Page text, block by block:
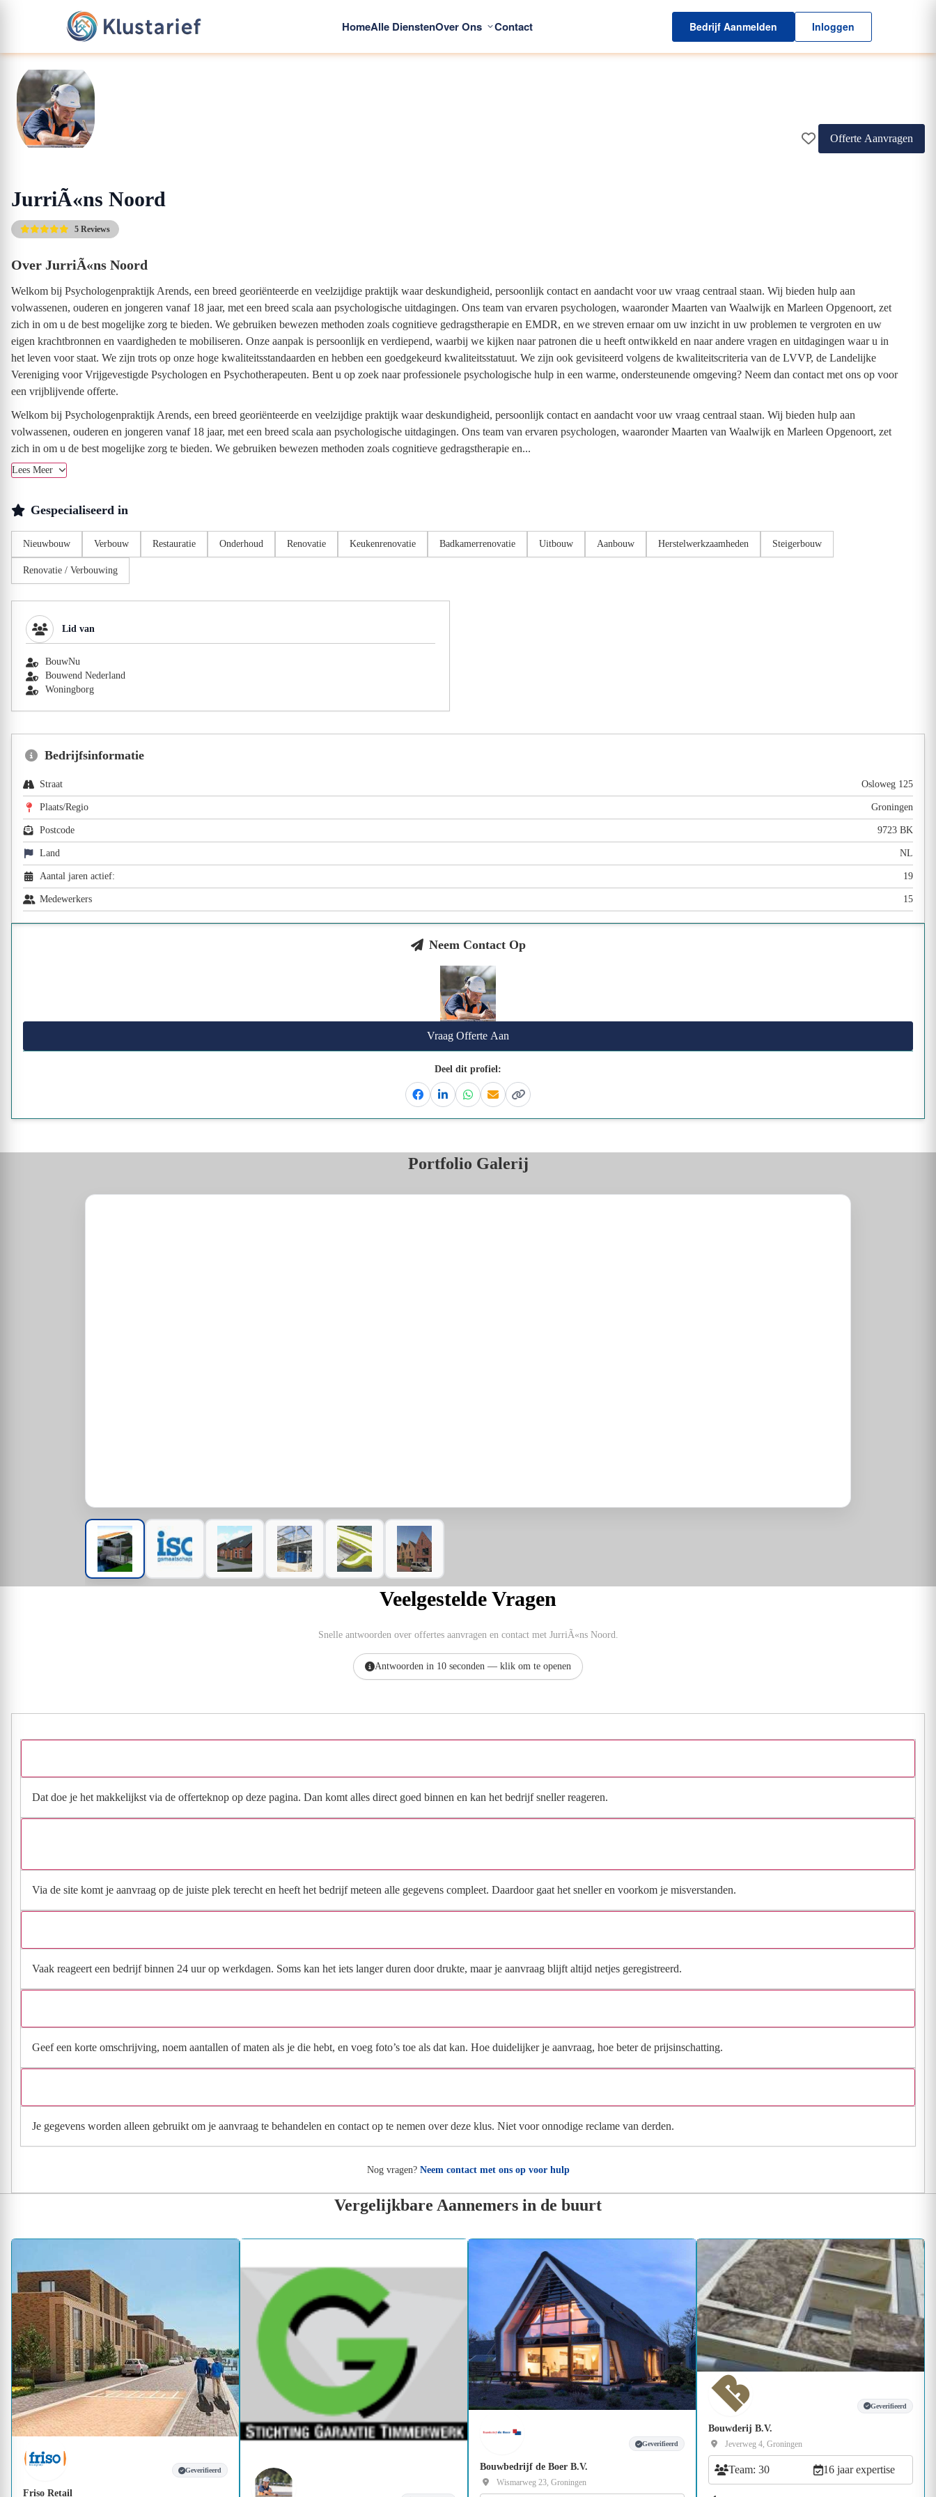
HomeAlle DienstenOver Ons Contact Bedrijf Aanmelden Inloggen
Offerte Aanvragen
JurriÃ«ns Noord
5 Reviews
Over JurriÃ«ns Noord
Welkom bij Psychologenpraktijk Arends, een breed georiënteerde en veelzijdige praktijk waar deskundigheid, persoonlijk contact en aandacht voor uw vraag centraal staan. Wij bieden hulp aan
volwassenen, ouderen en jongeren vanaf 18 jaar, met een breed scala aan psychologische uitdagingen. Ons team van ervaren psychologen, waaronder Maarten van Waalwijk en Marleen Opgenoort, zet
zich in om u de best mogelijke zorg te bieden. We gebruiken bewezen methoden zoals cognitieve gedragstherapie en EMDR, en we streven ernaar om uw inzicht in uw problemen te vergroten en uw
eigen krachtbronnen en vaardigheden te mobiliseren. Onze aanpak is persoonlijk en verdiepend, waarbij we kijken naar patronen die u heeft ontwikkeld en naar andere vragen en uitdagingen waar u in
het leven voor staat. We zijn trots op onze hoge kwaliteitsstandaarden en hebben een goedgekeurd kwaliteitsstatuut. We zijn ook gevisiteerd volgens de kwaliteitscriteria van de LVVP, de Landelijke
Vereniging voor Vrijgevestigde Psychologen en Psychotherapeuten. Bent u op zoek naar professionele psychologische hulp in een warme, ondersteunende omgeving? Neem dan contact met ons op voor
een vrijblijvende offerte.
Welkom bij Psychologenpraktijk Arends, een breed georiënteerde en veelzijdige praktijk waar deskundigheid, persoonlijk contact en aandacht voor uw vraag centraal staan. Wij bieden hulp aan
volwassenen, ouderen en jongeren vanaf 18 jaar, met een breed scala aan psychologische uitdagingen. Ons team van ervaren psychologen, waaronder Maarten van Waalwijk en Marleen Opgenoort, zet
zich in om u de best mogelijke zorg te bieden. We gebruiken bewezen methoden zoals cognitieve gedragstherapie en...
Lees Meer
Gespecialiseerd in
Nieuwbouw Verbouw Restauratie Onderhoud Renovatie Keukenrenovatie Badkamerrenovatie Uitbouw Aanbouw Herstelwerkzaamheden Steigerbouw
Renovatie / Verbouwing
Lid van
BouwNu
Bouwend Nederland
Woningborg
Bedrijfsinformatie
Straat Osloweg 125
Plaats/Regio Groningen
Postcode 9723 BK
Land NL
Aantal jaren actief: 19
Medewerkers 15
Neem Contact Op
Vraag Offerte Aan
Deel dit profiel:
FacebookLinkedinWhatsapp
EmailKopieer link
Portfolio Galerij
Veelgestelde Vragen
Snelle antwoorden over offertes aanvragen en contact met JurriÃ«ns Noord.
Antwoorden in 10 seconden — klik om te openen
Dat doe je het makkelijkst via de offerteknop op deze pagina. Dan komt alles direct goed binnen en kan het bedrijf sneller reageren.
Via de site komt je aanvraag op de juiste plek terecht en heeft het bedrijf meteen alle gegevens compleet. Daardoor gaat het sneller en voorkom je misverstanden.
Vaak reageert een bedrijf binnen 24 uur op werkdagen. Soms kan het iets langer duren door drukte, maar je aanvraag blijft altijd netjes geregistreerd.
Geef een korte omschrijving, noem aantallen of maten als je die hebt, en voeg foto’s toe als dat kan. Hoe duidelijker je aanvraag, hoe beter de prijsinschatting.
Je gegevens worden alleen gebruikt om je aanvraag te behandelen en contact op te nemen over deze klus. Niet voor onnodige reclame van derden.
Nog vragen? Neem contact met ons op voor hulp
Vergelijkbare Aannemers in de buurt
Geverifieerd
Friso Retail
Geverifieerd
Bouwbedrijf de Boer B.V.
Wismarweg 23, Groningen
Geverifieerd
Bouwderij B.V.
Jeverweg 4, Groningen
Team: 30 16 jaar expertise